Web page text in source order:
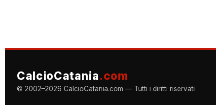
CalcioCatania.com
© 2002–2026 CalcioCatania.com — Tutti i diritti riservati